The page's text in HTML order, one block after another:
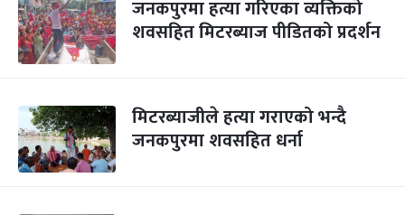
जनकपुरमा हत्या गरिएका व्यक्तिको
शवसहित मिटरब्याज पीडितको प्रदर्शन
मिटरब्याजीले हत्या गराएको भन्दै
जनकपुरमा शवसहित धर्ना